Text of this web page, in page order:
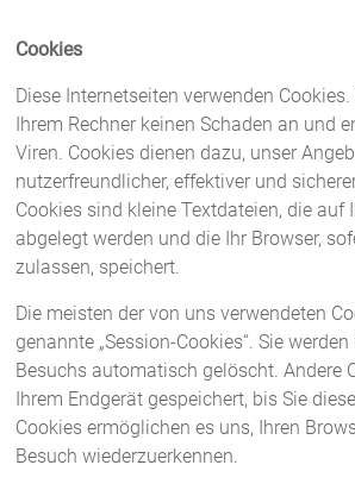
Cookies
Diese Internetseiten verwenden
Ihrem Rechner keinen Schaden an und
Viren. Cookies dienen dazu, unser
nutzerfreundlicher, effektiver und
Cookies sind kleine Textdateien, die auf
abgelegt werden und die Ihr Browser,
zulassen, speichert.
Die meisten der von uns verwendeten
genannte „Session-Cookies“. Sie
Besuchs automatisch gelöscht. Andere
Ihrem Endgerät gespeichert, bis Sie
Cookies ermöglichen es uns, Ihren
Besuch wiederzuerkennen.